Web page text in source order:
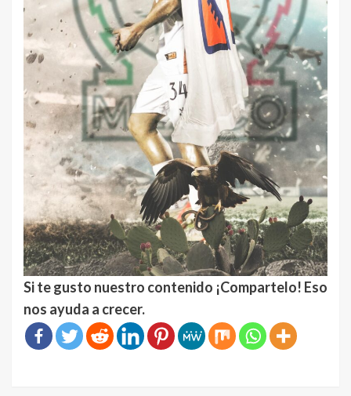
Si te gusto nuestro contenido ¡Compartelo! Eso
nos ayuda a crecer.